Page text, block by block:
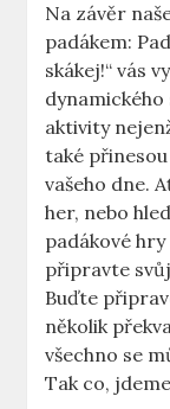
Na závěr
padákem:
skákej!“ vás
aktivity
také
vašeho dne.
her, nebo
padákové
připravte
Buďte
několik
všechno se
Tak co,